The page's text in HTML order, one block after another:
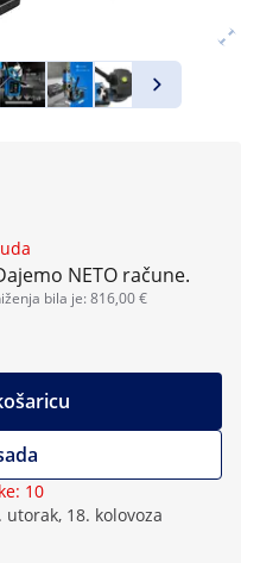
NETO račune.
bila je: 816,00 €
10
utorak, 18. kolovoza